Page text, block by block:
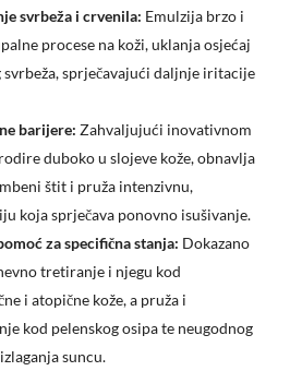
svrbeža i crvenila: Emulzija brzo i
procese na koži, uklanja osjećaj
svrbeža, sprječavajući daljnje iritacije
barijere: Zahvaljujući inovativnom
duboko u slojeve kože, obnavlja
štit i pruža intenzivnu,
koja sprječava ponovno isušivanje.
za specifična stanja: Dokazano
tretiranje i njegu kod
i atopične kože, a pruža i
kod pelenskog osipa te neugodnog
suncu.